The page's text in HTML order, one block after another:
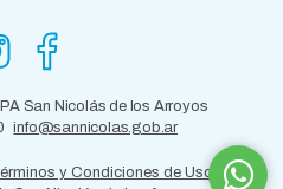
San Nicolás de los Arroyos
info@sannicolas.gob.ar
y Condiciones de Uso